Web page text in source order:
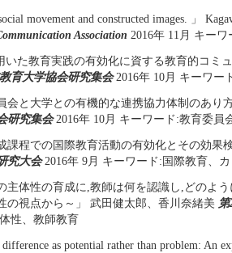
social movement and constructed images. 」
Association 2016年 11月 キー
いた教育実践の有効化に資する教育的コ
育大学協会研究集会2016年 10月 キーワー
会と大学との有機的な連携協力体制のあ
研究集会2016年 10月 キーワード:教育委員
課程での国際教育活動の有効化とその効
究大会2016年 9月 キーワード:国際教育、
主体性の育成に,教師は何を認識し,どのよ
の視点から～」 武田健太郎、香川奈緒美
性、教師教育
difference as potential rather than problem: An